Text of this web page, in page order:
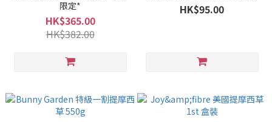
限定*
HK$365.00
HK$382.00
HK$95.00